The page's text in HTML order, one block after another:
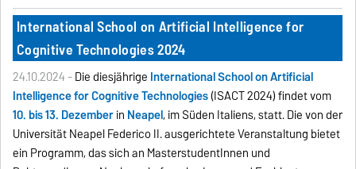
International School on Artificial Intelligence for
Cognitive Technologies 2024
24.10.2024 -Die diesjährige International School on Artificial
Intelligence for Cognitive Technologies(ISACT 2024) findet vom
10. bis 13. Dezemberin Neapel, im Süden Italiens, statt. Die von der
Universität Neapel Federico II. ausgerichtete Veranstaltung bietet
ein Programm, das sich an MasterstudentInnen und